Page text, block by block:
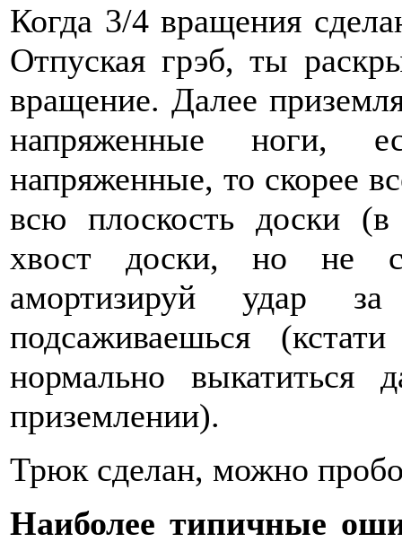
Когда 3/4 вращения
Отпуская грэб, ты
вращение. Далее
напряженные ноги,
напряженные, то скорее
всю плоскость доски
хвост доски, но не
амортизируй удар
подсаживаешься
нормально выкатиться
приземлении).
Трюк сделан, можно
Наиболее типичные